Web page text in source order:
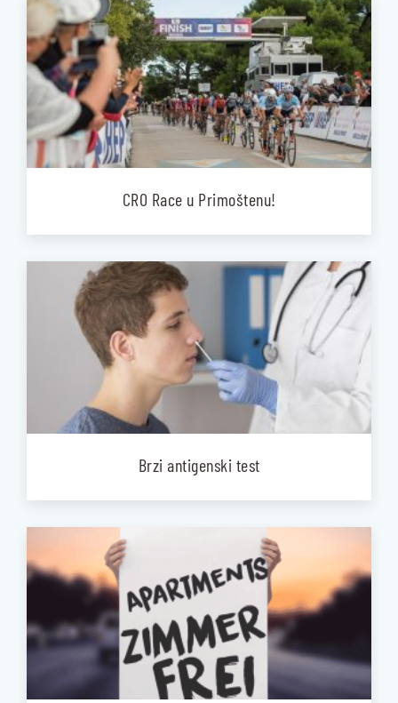
CRO Race u Primoštenu!
Brzi antigenski test